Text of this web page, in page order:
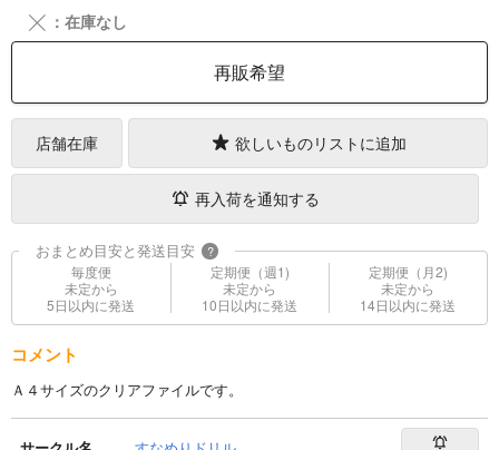
╳ ：在庫なし
再販希望
店舗在庫 欲しいものリストに追加
再入荷を通知する
おまとめ目安と発送目安 ?
毎度便
未定から
5日以内に発送
定期便（週1)
未定から
10日以内に発送
定期便（月2)
未定から
14日以内に発送
コメント
Ａ４サイズのクリアファイルです。